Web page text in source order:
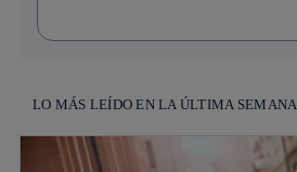
LO MÁS LEÍDO EN LA ÚLTIMA SEMANA